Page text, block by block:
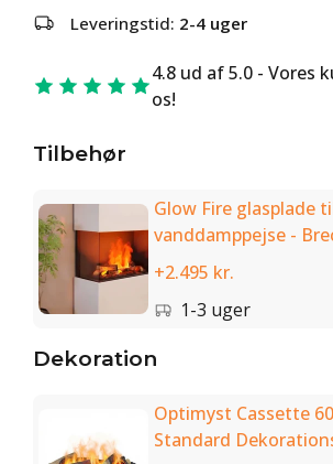
Leveringstid: 2-4 uger
4.8 ud af 5.0 - Vores
os!
Tilbehør
Glow Fire glasplade
vanddamppejse -
+2.495 kr.
1-3 uger
Dekoration
Optimyst Cassette
Standard